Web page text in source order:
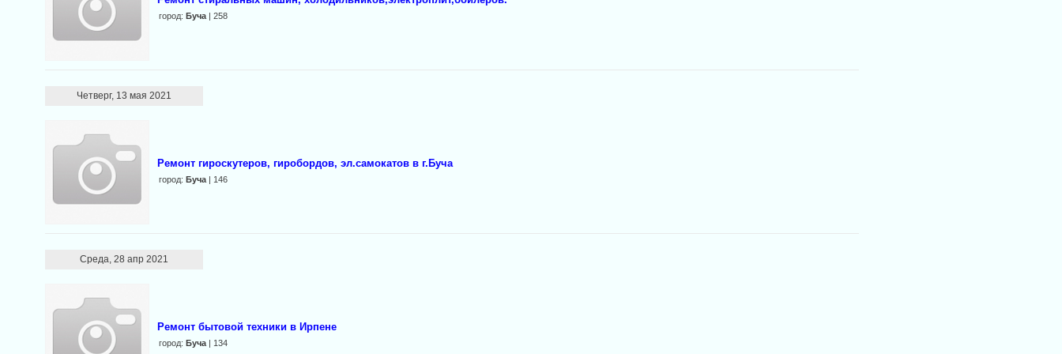
город:Буча | 258
Четверг, 13 мая 2021
Ремонт гироскутеров, гиробордов, эл.самокатов в г.Буча
город:Буча | 146
Среда, 28 апр 2021
Ремонт бытовой техники в Ирпене
город:Буча | 134